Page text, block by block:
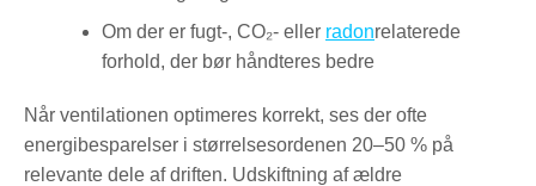
Om der er fugt-, CO₂- eller radonrelaterede
forhold, der bør håndteres bedre
Når ventilationen optimeres korrekt, ses der ofte
energibesparelser i størrelsesordenen 20–50 % på
relevante dele af driften. Udskiftning af ældre